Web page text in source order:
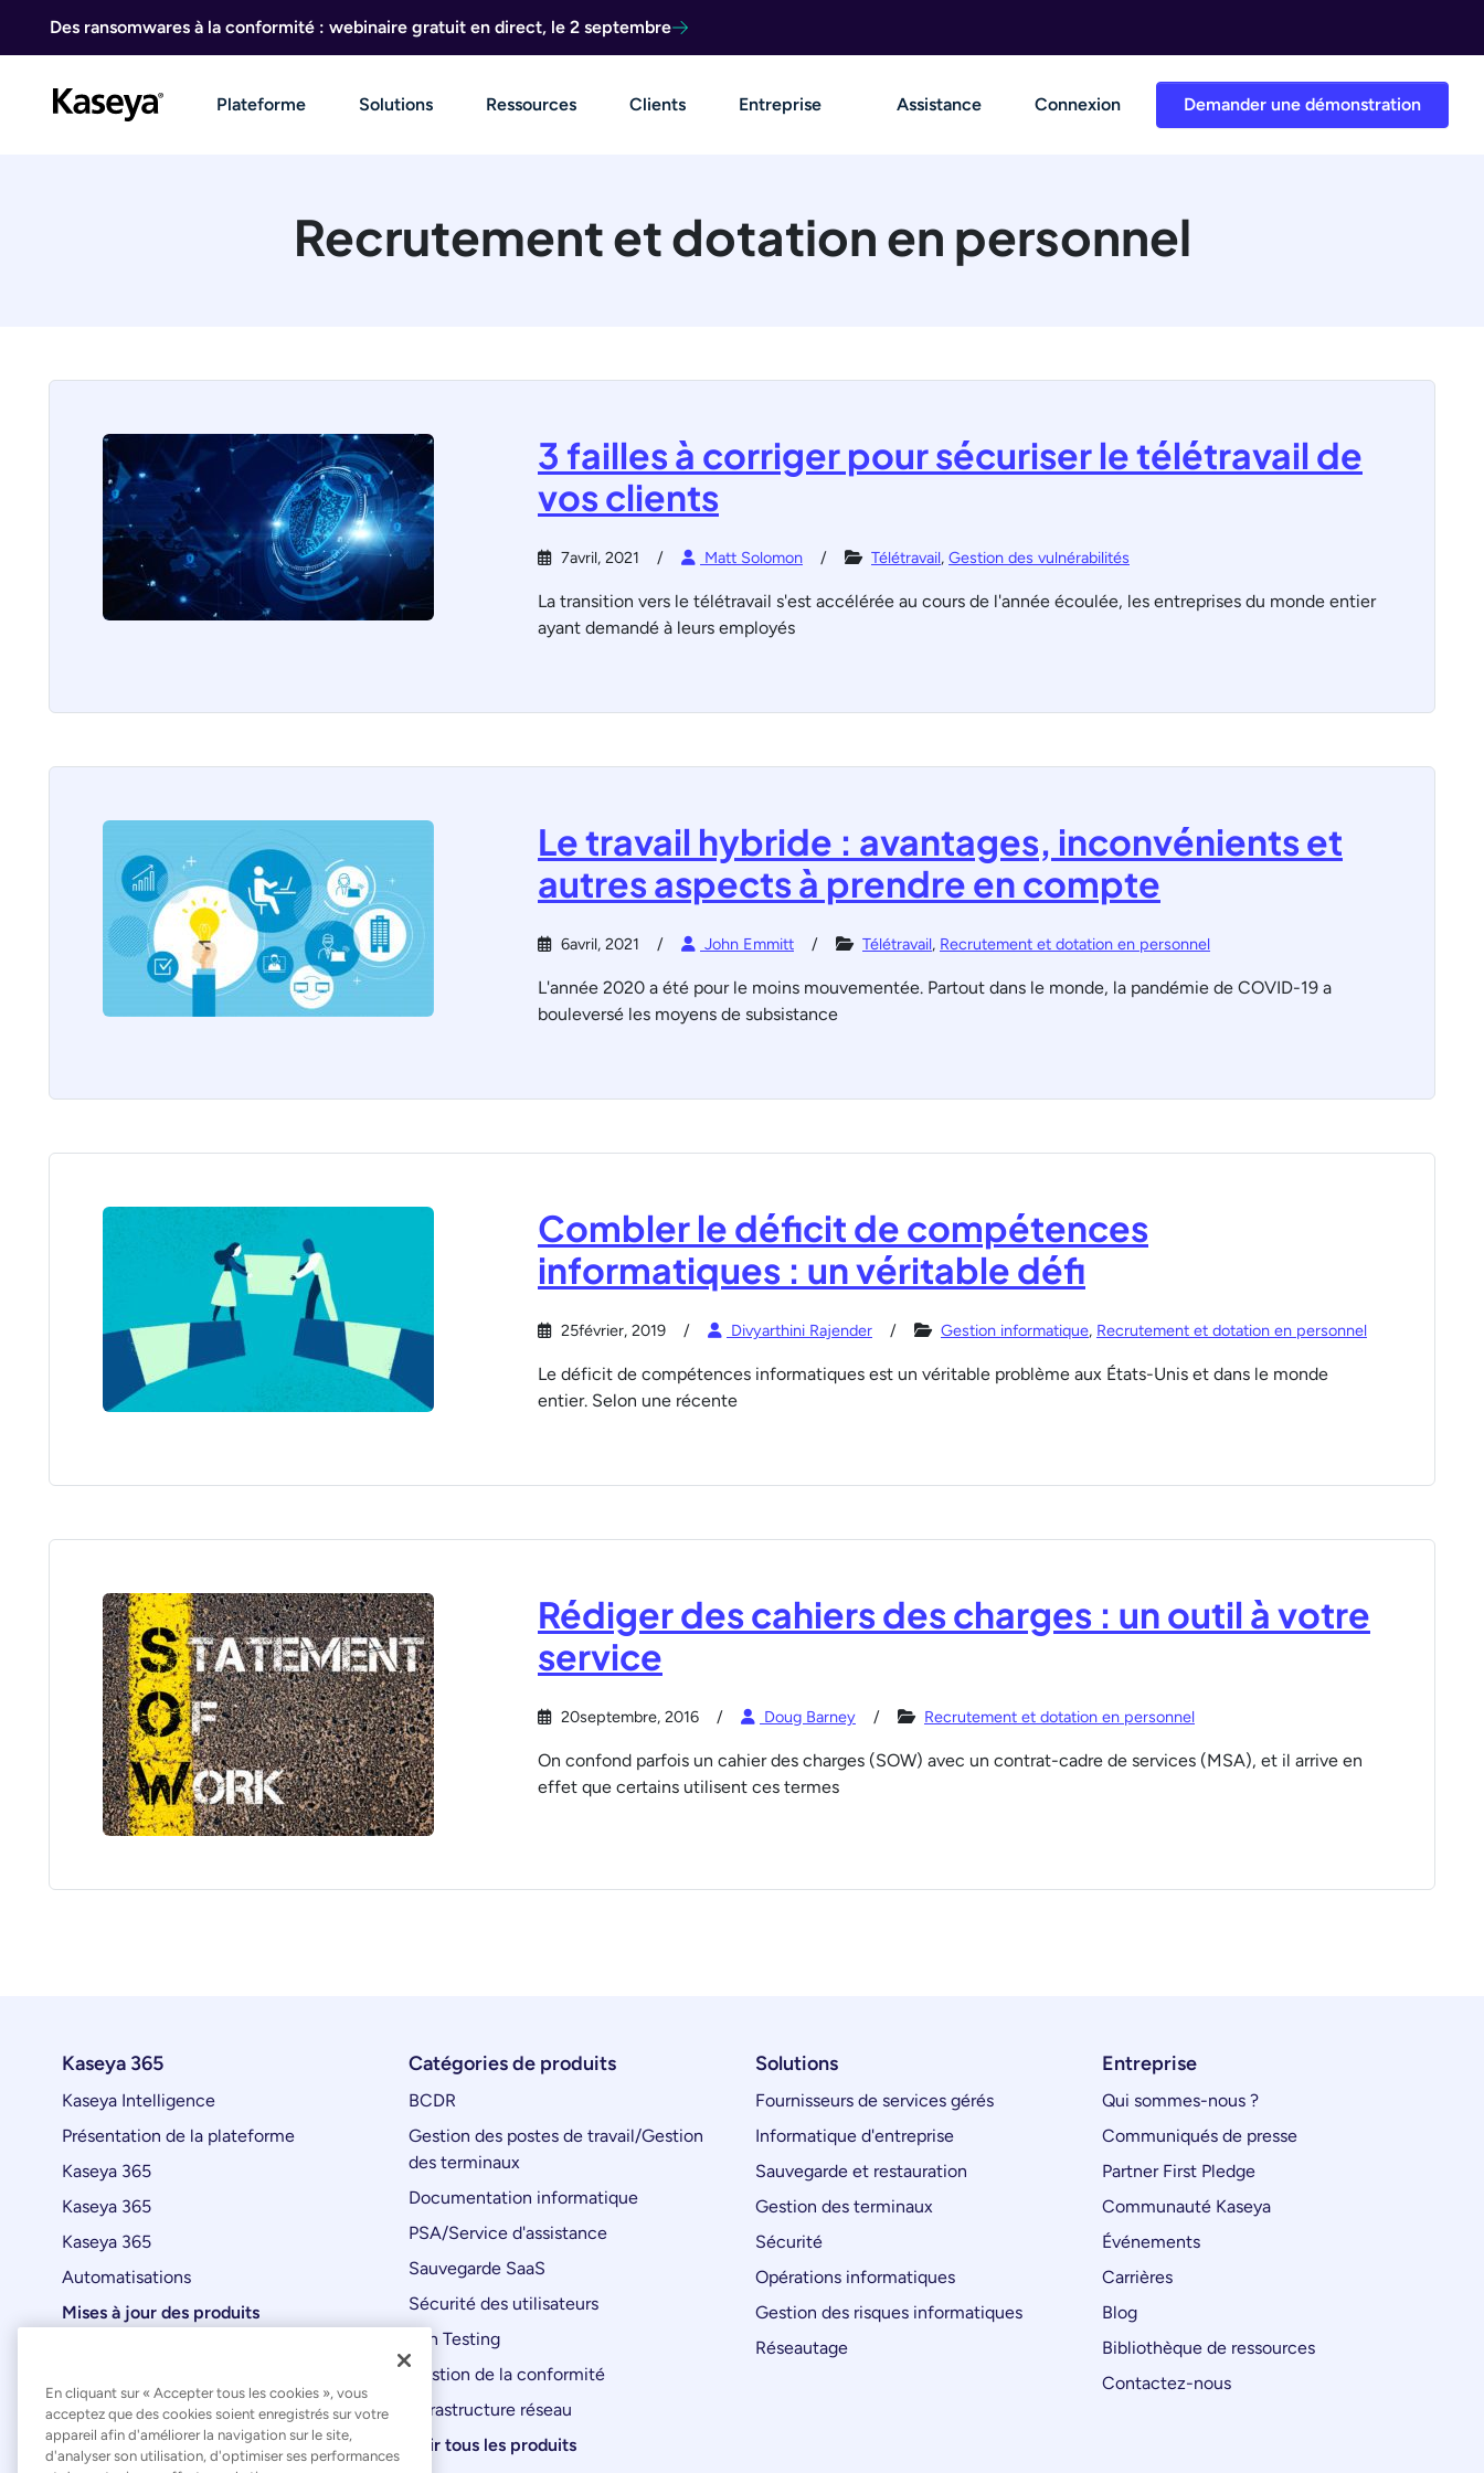
Des ransomwares à la conformité : webinaire gratuit en direct, le 2 septembre
Demander une démonstration
Plateforme Solutions Ressources Clients Entreprise Assistance Connexion
Recrutement et dotation en personnel
3 failles à corriger pour sécuriser le télétravail de
vos clients
7avril, 2021 Matt Solomon Télétravail, Gestion des vulnérabilités
La transition vers le télétravail s'est accélérée au cours de l'année écoulée, les entreprises du monde entier
ayant demandé à leurs employés
Le travail hybride : avantages, inconvénients et
autres aspects à prendre en compte
6avril, 2021 John Emmitt Télétravail, Recrutement et dotation en personnel
L'année 2020 a été pour le moins mouvementée. Partout dans le monde, la pandémie de COVID-19 a
bouleversé les moyens de subsistance
Combler le déficit de compétences
informatiques : un véritable défi
25février, 2019 Divyarthini Rajender Gestion informatique, Recrutement et dotation en personnel
Le déficit de compétences informatiques est un véritable problème aux États-Unis et dans le monde
entier. Selon une récente
Rédiger des cahiers des charges : un outil à votre
service
20septembre, 2016 Doug Barney Recrutement et dotation en personnel
On confond parfois un cahier des charges (SOW) avec un contrat-cadre de services (MSA), et il arrive en
effet que certains utilisent ces termes
Kaseya 365
Kaseya Intelligence
Présentation de la plateforme
Kaseya 365
Kaseya 365
Kaseya 365
Automatisations
Mises à jour des produits
Catégories de produits
BCDR
Gestion des postes de travail/Gestion
des terminaux
Documentation informatique
PSA/Service d'assistance
Sauvegarde SaaS
Sécurité des utilisateurs
Pen Testing
Gestion de la conformité
Infrastructure réseau
Voir tous les produits
Solutions
Fournisseurs de services gérés
Informatique d'entreprise
Sauvegarde et restauration
Gestion des terminaux
Sécurité
Opérations informatiques
Gestion des risques informatiques
Réseautage
Entreprise
Qui sommes-nous ?
Communiqués de presse
Partner First Pledge
Communauté Kaseya
Événements
Carrières
Blog
Bibliothèque de ressources
Contactez-nous
En cliquant sur « Accepter tous les cookies », vous
acceptez que des cookies soient enregistrés sur votre
appareil afin d'améliorer la navigation sur le site,
d'analyser son utilisation, d'optimiser ses performances